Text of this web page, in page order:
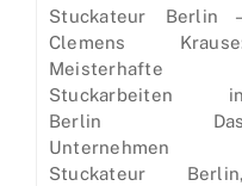
Stuckateur Berlin
Clemens
Meisterhafte
Stuckarbeiten in
Berlin Das
Unternehmen
Stuckateur Berlin,